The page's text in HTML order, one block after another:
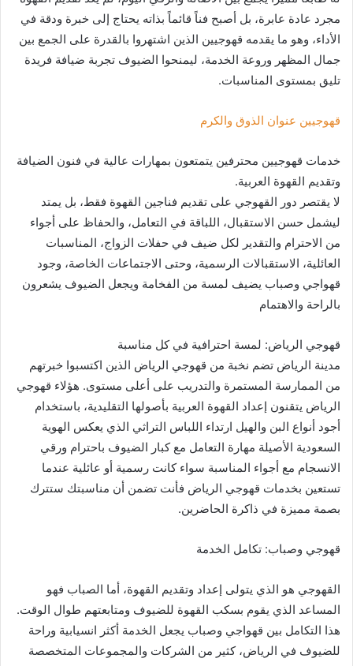
مجرد عادة عابرة، بل أصبح فناً قائماً بذاته يحتاج إلى خبرة ودقة في
الأداء، وهو ما يقدمه قهوجيين الذين اشتهروا بالقدرة على الجمع بين
جمال المظهر وروعة الخدمة، ليمنحوا الضيوف تجربة ضيافة فريدة
تليق بمستوى المناسبات.
قهوجيين عنوان الذوق والكرم
خدمات قهوجيين محترفين يتمتعون بمهارات عالية في فنون الضيافة
وتقديم القهوة العربية.
لا يقتصر دور القهوجي على تقديم فناجين القهوة فقط، بل يمتد
ليشمل حسن الاستقبال، اللباقة في التعامل، والحفاظ على أجواء
من الاحترام والتقدير لكل ضيف في حفلات الزواج، المناسبات
العائلية، الاستقبالات الرسمية، وحتى الاجتماعات الخاصة، وجود
قهواجي وصباب يضيف لمسة من الفخامة ويجعل الضيوف يشعرون
بالراحة والاهتمام
قهوجي الرياض: لمسة احترافية في كل مناسبة
مدينة الرياض تضم نخبة من قهوجي الرياض الذين اكتسبوا خبرتهم
من الممارسة المستمرة والتدريب على أعلى مستوى. هؤلاء قهوجي
الرياض يتقنون إعداد القهوة العربية بأصولها التقليدية، باستخدام
أجود أنواع البن والهيل ارتداء اللباس التراثي الذي يعكس الهوية
السعودية الأصيلة مهارة التعامل مع كبار الضيوف باحترام ورقي
الانسجام مع أجواء المناسبة سواء كانت رسمية أو عائلية عندما
تستعين بخدمات قهوجي الرياض فأنت تضمن أن مناسبتك ستترك
بصمة مميزة في ذاكرة الحاضرين.
قهوجي وصباب: تكامل الخدمة
القهوجي هو الذي يتولى إعداد وتقديم القهوة، أما الصباب فهو
المساعد الذي يقوم بسكب القهوة للضيوف ومتابعتهم طوال الوقت.
هذا التكامل بين قهواجي وصباب يجعل الخدمة أكثر انسيابية وراحة
للضيوف في الرياض، كثير من الشركات والمجموعات المتخصصة